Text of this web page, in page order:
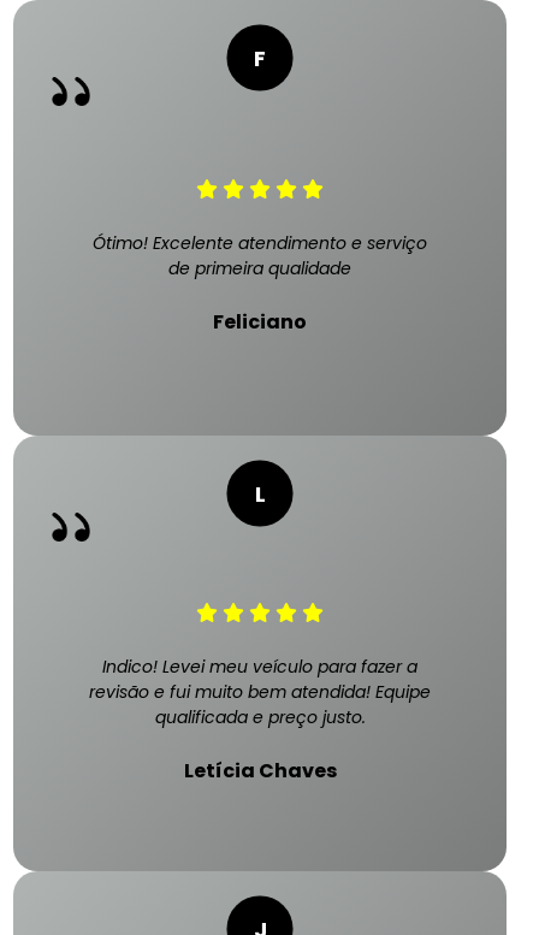
Ótimo! Excelente atendimento e serviço
de primeira qualidade
Feliciano
Indico! Levei meu veículo para fazer a
revisão e fui muito bem atendida! Equipe
qualificada e preço justo.
Letícia Chaves